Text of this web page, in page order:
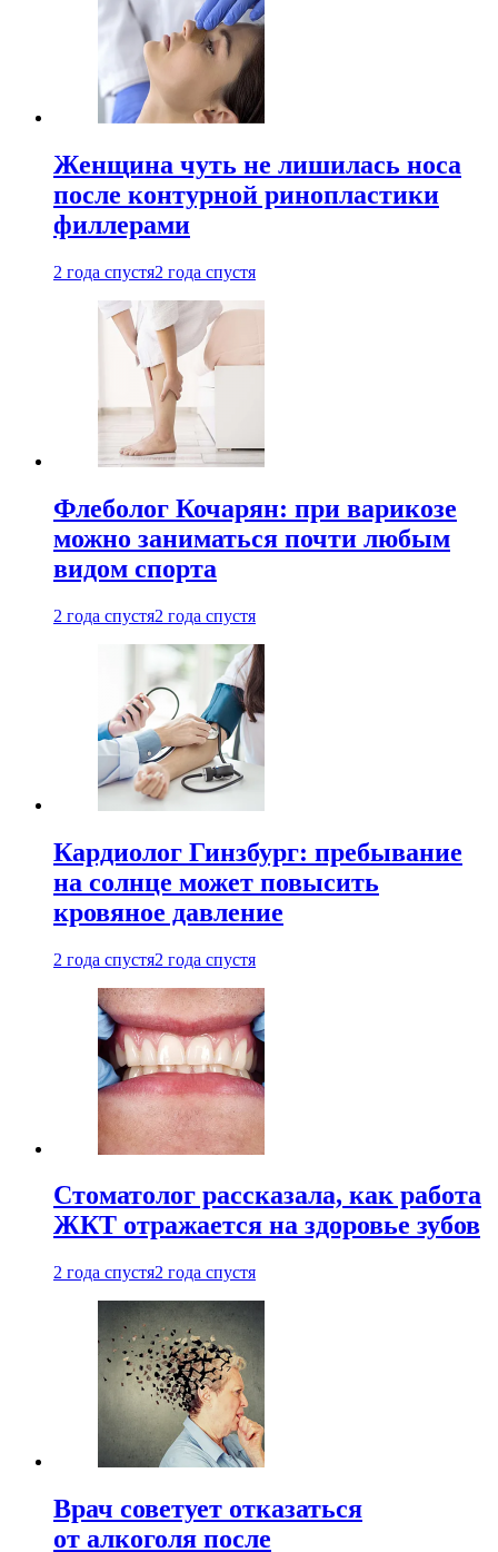
Женщина чуть не лишилась носа
после контурной ринопластики
филлерами
2 года спустя2 года спустя
Флеболог Кочарян: при варикозе
можно заниматься почти любым
видом спорта
2 года спустя2 года спустя
Кардиолог Гинзбург: пребывание
на солнце может повысить
кровяное давление
2 года спустя2 года спустя
Стоматолог рассказала, как работа
ЖКТ отражается на здоровье зубов
2 года спустя2 года спустя
Врач советует отказаться
от алкоголя после